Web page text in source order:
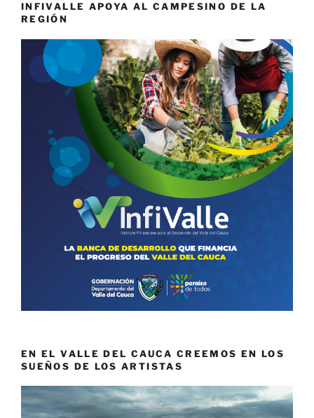
INFIVALLE APOYA AL CAMPESINO DE LA
REGIÓN
EN EL VALLE DEL CAUCA CREEMOS EN LOS
SUEÑOS DE LOS ARTISTAS
Reproductor
de